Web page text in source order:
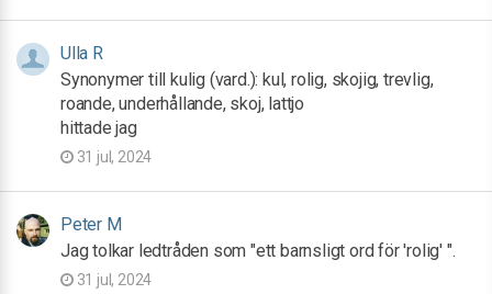
Ulla R
Synonymer till kulig (vard.): kul, rolig, skojig, trevlig,
roande, underhållande, skoj, lattjo
hittade jag
31 jul, 2024
Peter M
Jag tolkar ledtråden som "ett barnsligt ord för 'rolig' ".
31 jul, 2024